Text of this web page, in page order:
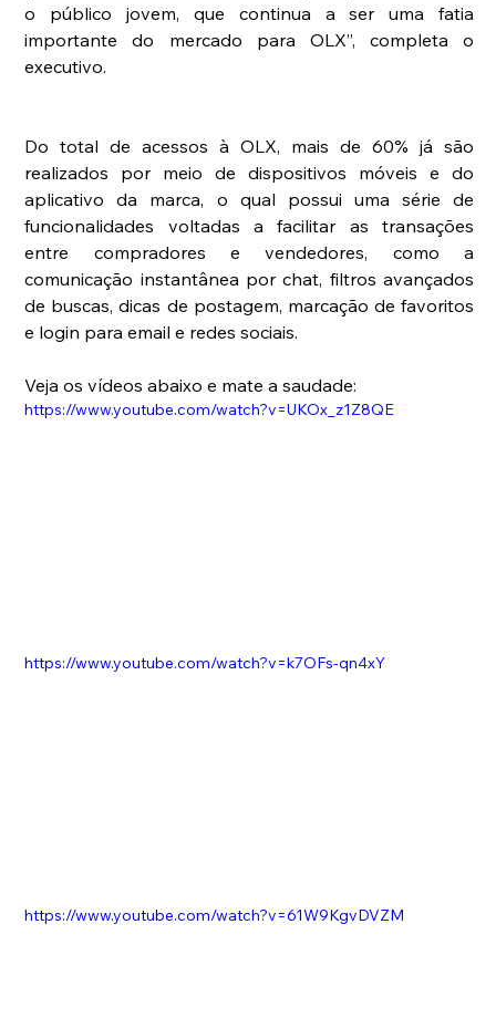
o público jovem, que continua a ser uma fatia
importante do mercado para OLX”, completa o
executivo.
Do total de acessos à OLX, mais de 60% já são
realizados por meio de dispositivos móveis e do
aplicativo da marca, o qual possui uma série de
funcionalidades voltadas a facilitar as transações
entre compradores e vendedores, como a
comunicação instantânea por chat, filtros avançados
de buscas, dicas de postagem, marcação de favoritos
e login para email e redes sociais.
Veja os vídeos abaixo e mate a saudade:
https://www.youtube.com/watch?v=UKOx_z1Z8QE
https://www.youtube.com/watch?v=k7OFs-qn4xY
https://www.youtube.com/watch?v=61W9KgvDVZM